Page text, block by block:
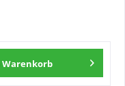
Warenkorb